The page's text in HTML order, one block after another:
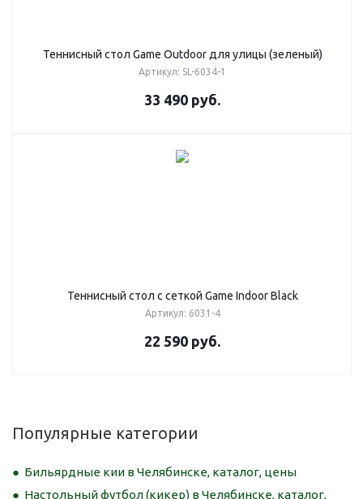
Теннисный стол Game Outdoor для улицы (зеленый)
Артикул: SL-6034-1
33 490 руб.
Теннисный стол с сеткой Game Indoor Black
Артикул: 6031-4
22 590 руб.
Популярные категории
Бильярдные кии в Челябинске, каталог, цены
Настольный футбол (кикер) в Челябинске, каталог,